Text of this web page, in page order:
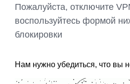
Пожалуйста, отключите
воспользуйтесь формой
блокировки
Нам нужно убедиться, что вы